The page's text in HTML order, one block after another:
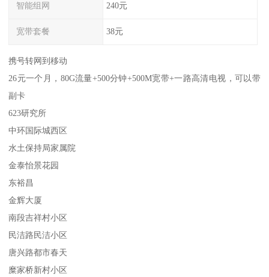
智能组网 240元
宽带套餐 38元
携号转网到移动
26元一个月，80G流量+500分钟+500M宽带+一路高清电视，可以带
副卡
623研究所
中环国际城西区
水土保持局家属院
金泰怡景花园
东裕昌
金辉大厦
南段吉祥村小区
民洁路民洁小区
唐兴路都市春天
糜家桥新村小区